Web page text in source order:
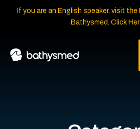
If you are an English speaker, visit
Bathysmed. Click